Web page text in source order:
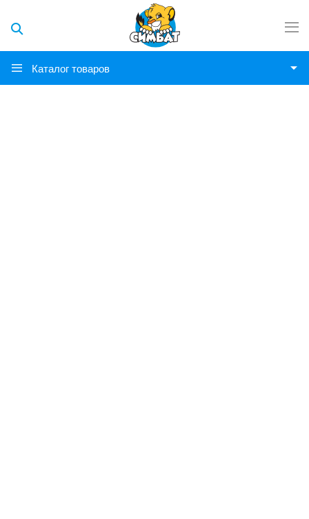
Каталог товаров